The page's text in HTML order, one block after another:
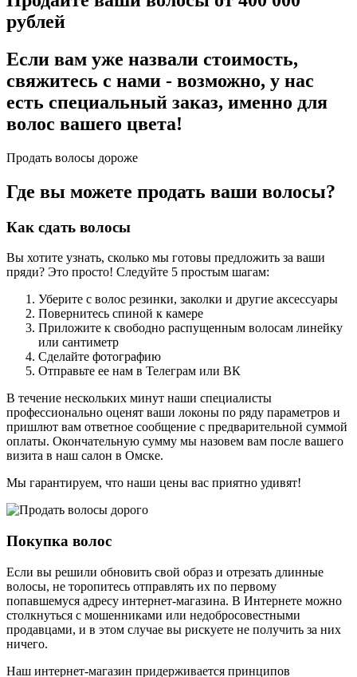
рублей
Если вам уже назвали стоимость,
свяжитесь с нами - возможно, у нас
есть специальный заказ, именно для
волос вашего цвета!
Продать волосы дороже
Где вы можете продать ваши волосы?
Как сдать волосы
Вы хотите узнать, сколько мы готовы предложить за ваши
пряди? Это просто! Следуйте 5 простым шагам:
Уберите с волос резинки, заколки и другие аксессуары
Повернитесь спиной к камере
Приложите к свободно распущенным волосам линейку
или сантиметр
Сделайте фотографию
Отправьте ее нам в Телеграм или ВК
В течение нескольких минут наши специалисты
профессионально оценят ваши локоны по ряду параметров и
пришлют вам ответное сообщение с предварительной суммой
оплаты. Окончательную сумму мы назовем вам после вашего
визита в наш салон в Омске.
Мы гарантируем, что наши цены вас приятно удивят!
Покупка волос
Если вы решили обновить свой образ и отрезать длинные
волосы, не торопитесь отправлять их по первому
попавшемуся адресу интернет-магазина. В Интернете можно
столкнуться с мошенниками или недобросовестными
продавцами, и в этом случае вы рискуете не получить за них
ничего.
Наш интернет-магазин придерживается принципов